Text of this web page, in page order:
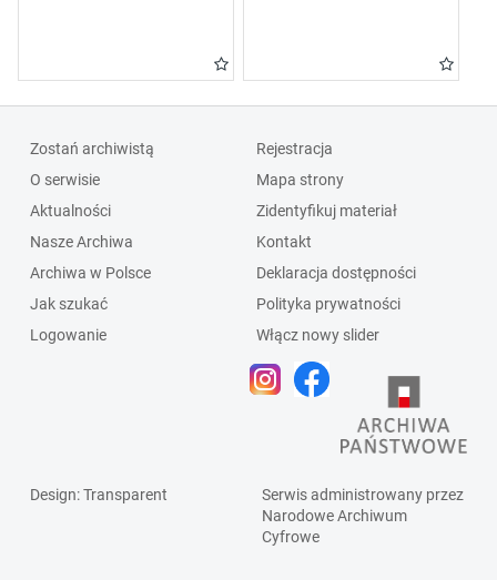
Zostań archiwistą
O serwisie
Aktualności
Nasze Archiwa
Archiwa w Polsce
Jak szukać
Logowanie
Rejestracja
Mapa strony
Zidentyfikuj materiał
Kontakt
Deklaracja dostępności
Polityka prywatności
Włącz nowy slider
Design: Transparent
Serwis administrowany przez
Narodowe Archiwum
Cyfrowe